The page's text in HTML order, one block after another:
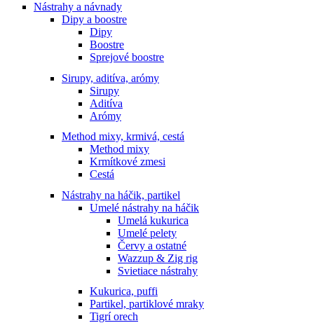
Nástrahy a návnady
Dipy a boostre
Dipy
Boostre
Sprejové boostre
Sirupy, aditíva, arómy
Sirupy
Aditíva
Arómy
Method mixy, krmivá, cestá
Method mixy
Krmítkové zmesi
Cestá
Nástrahy na háčik, partikel
Umelé nástrahy na háčik
Umelá kukurica
Umelé pelety
Červy a ostatné
Wazzup & Zig rig
Svietiace nástrahy
Kukurica, puffi
Partikel, partiklové mraky
Tigrí orech